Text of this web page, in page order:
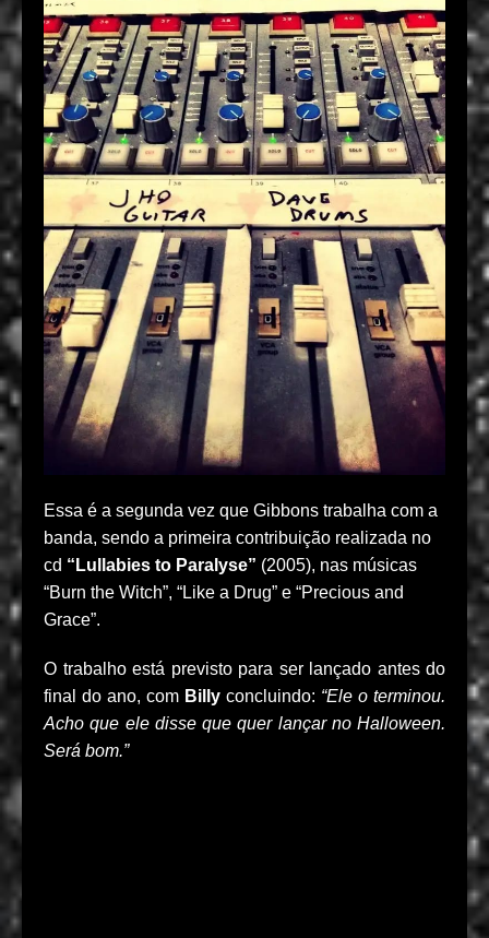
Essa é a segunda vez que Gibbons trabalha com a
banda, sendo a primeira contribuição realizada no
cd “Lullabies to Paralyse” (2005), nas músicas
“Burn the Witch”, “Like a Drug” e “Precious and
Grace”.
O trabalho está previsto para ser lançado antes do
final do ano, com Billy concluindo: “Ele o terminou.
Acho que ele disse que quer lançar no Halloween.
Será bom.”